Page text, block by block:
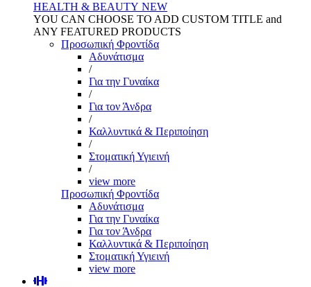
HEALTH & BEAUTY NEW
YOU CAN CHOOSE TO ADD CUSTOM TITLE and
ANY FEATURED PRODUCTS
Προσωπική Φροντίδα
Αδυνάτισμα
/
Για την Γυναίκα
/
Για τον Άνδρα
/
Καλλυντικά & Περιποίηση
/
Στοματική Υγιεινή
/
view more
Προσωπική Φροντίδα
Αδυνάτισμα
Για την Γυναίκα
Για τον Άνδρα
Καλλυντικά & Περιποίηση
Στοματική Υγιεινή
view more